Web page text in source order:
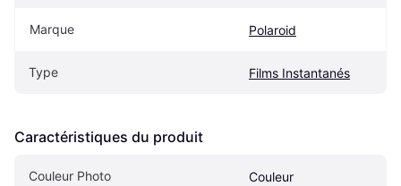
Marque Polaroid
Type Films Instantanés
Caractéristiques du produit
Couleur Photo Couleur